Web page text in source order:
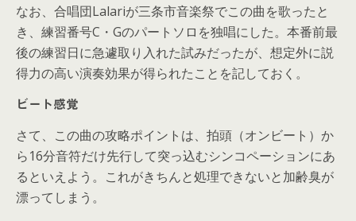
なお、合唱団Lalariが三条市音楽祭でこの曲を歌ったと
き、練習番号C・Gのパートソロを独唱にした。本番前最
後の練習日に急遽取り入れた試みだったが、想定外に説
得力の高い演奏効果が得られたことを記しておく。
ビート感覚
さて、この曲の攻略ポイントは、拍頭（オンビート）か
ら16分音符だけ先行して突っ込むシンコペーションにあ
るといえよう。これがきちんと処理できないと加齢臭が
漂ってしまう。